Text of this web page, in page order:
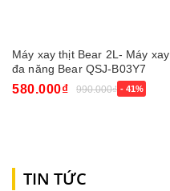
Máy xay thịt Bear 2L- Máy xay
đa năng Bear QSJ-B03Y7
580.000₫ 990.000₫ - 41%
TIN TỨC